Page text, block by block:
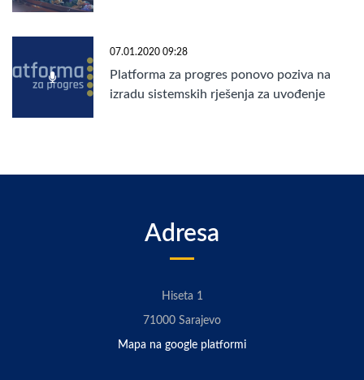
07.01.2020 09:28
Platforma za progres ponovo poziva na
izradu sistemskih rješenja za uvođenje
Adresa
Hiseta 1
71000 Sarajevo
Mapa na google platformi